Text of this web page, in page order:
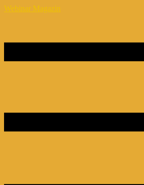
Webinar Magazin